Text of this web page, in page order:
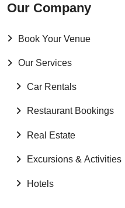
Our Company
Book Your Venue
Our Services
Car Rentals
Restaurant Bookings
Real Estate
Excursions & Activities
Hotels